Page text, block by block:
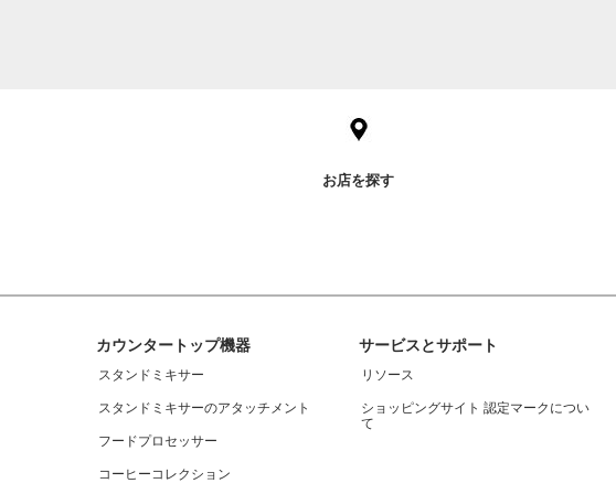
お店を探す
Footer
カウンタートップ機器
スタンドミキサー
スタンドミキサーのアタッチメント
フードプロセッサー
コーヒーコレクション
サービスとサポート
リソース
ショッピングサイト 認定マークについ
て